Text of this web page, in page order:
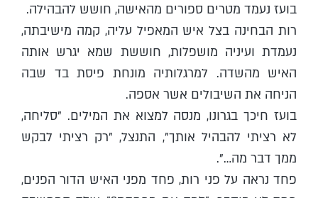
בועז נעמד מטרים ספורים מהאישה, חושש להבהילה.
רות הבחינה בצל איש המאפיל עליה, קמה מישיבתה,
נעמדת ועיניה מושפלות, חוששת שמא יגרש אותה
האיש מהשדה. למרגלותיה מונחת פיסת בד שבה
הניחה את השיבולים אשר אספה.
בועז חיכך בגרונו, מנסה למצוא את המילים. "סליחה,
לא רציתי להבהיל אותך", התנצל, "רק רציתי לבקש
ממך דבר מה…".
פחד נראה על פני רות, פחד מפני האיש הדור הפנים,